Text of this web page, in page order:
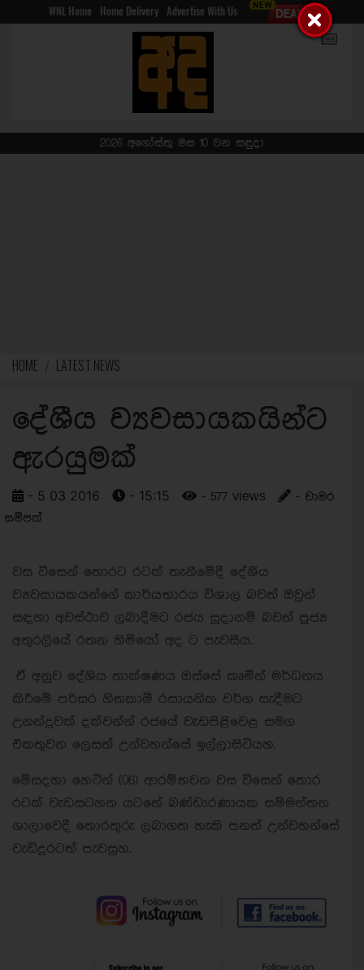
WNL Home Home Delivery Advertise With Us
2026 අගෝස්තු මස 10 වන සඳුදා
HOME LATEST NEWS
දේශීය ව්‍යවසායකයින්ට
ඇරයුමක්
- 5 03 2016 - 15:15 - 577 views
- චාමර
සම්පත්
වස විසෙන් තොරට රටක් තැනීමේදී දේශීය
ව්‍යවසායකයන්ගේ කාර්යභාරය විශාල බවත් ඔවුන්
සඳහා අවස්ථාව ලබාදීමට රජය සුදානම් බවත් පුජ්‍ය
අතුරලියේ රතන හිමියෝ අද ට පැවසීය.
ඒ අනුව දේශිය තාක්ෂණය ඔස්සේ කෘමීන් මර්ධනය
කිරීමේ පරිසර හිතකාමී රසායනික වර්ග සැදීමට
‍උනන්දුවක් දක්වන්න් රජයේ වැඩපිළිවෙළ සමග
එකතුවන ලෙසත් උන්වහන්සේ ඉල්ලාසිටියහ.
මේසදහා හෙටින් (06) ආරම්භවන වස විසෙන් තොර
රටක් වැඩසටහන යටතේ බණ්ඩාරණායක සම්මන්තන
ශාලාවෙදී තොරතුරු ලබාගත හැකි පනත් උන්වහන්සේ
වැඩිදුරටත් පැවසුහ.